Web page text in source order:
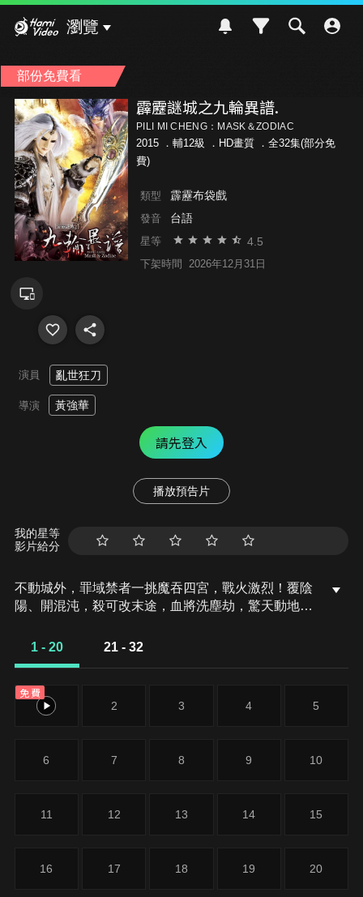
瀏覽
部份免費看
霹靂謎城之九輪異譜.
PILI MI CHENG：MASK＆ZODIAC
2015 ． 輔12級
．HD畫質 ．全32集(部分免
費)
類型 霹靂布袋戲
發音 台語
星等 4.5
下架時間 2026年12月31日
演員 亂世狂刀
導演 黃強華
請先登入
播放預告片
我的星等
影片給分
不動城外，罪域禁者一挑魔吞四宮，戰火激烈！覆陰
陽、開混沌，殺可改末途，血將洗塵劫，驚天動地唯
殞！同時，刀猿、斷晴空，刀鉤相錯，厲招連出！另
1 - 20 21 - 32
免費
1 2 3 4 5
6 7 8 9 10
11 12 13 14 15
16 17 18 19 20